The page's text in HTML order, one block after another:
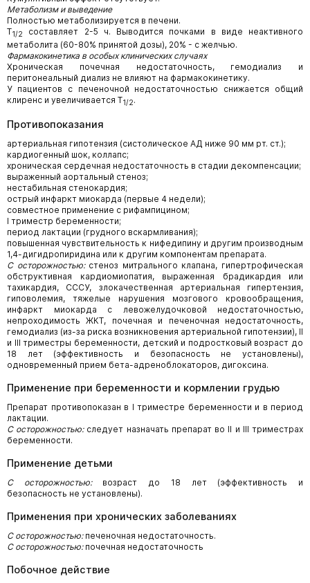
Метаболизм и выведение
Полностью метаболизируется в печени.
T1/2 составляет 2-5 ч. Выводится почками в виде неактивного
метаболита (60-80% принятой дозы), 20% - с желчью.
Фармакокинетика в особых клинических случаях
Хроническая почечная недостаточность, гемодиализ и
перитонеальный диализ не влияют на фармакокинетику.
У пациентов с печеночной недостаточностью снижается общий
клиренс и увеличивается T1/2.
Противопоказания
артериальная гипотензия (систолическое АД ниже 90 мм рт. ст.);
кардиогенный шок, коллапс;
хроническая сердечная недостаточность в стадии декомпенсации;
выраженный аортальный стеноз;
нестабильная стенокардия;
острый инфаркт миокарда (первые 4 недели);
совместное применение с рифампицином;
I триместр беременности;
период лактации (грудного вскармливания);
повышенная чувствительность к нифедипину и другим производным
1,4-дигидропиридина или к другим компонентам препарата.
С осторожностью: стеноз митрального клапана, гипертрофическая
обструктивная кардиомиопатия, выраженная брадикардия или
тахикардия, СССУ, злокачественная артериальная гипертензия,
гиповолемия, тяжелые нарушения мозгового кровообращения,
инфаркт миокарда с левожелудочковой недостаточностью,
непроходимость ЖКТ, почечная и печеночная недостаточность,
гемодиализ (из-за риска возникновения артериальной гипотензии), II
и III триместры беременности, детский и подростковый возраст до
18 лет (эффективность и безопасность не установлены),
одновременный прием бета-адреноблокаторов, дигоксина.
Применение при беременности и кормлении грудью
Препарат противопоказан в I триместре беременности и в период
лактации.
С осторожностью:следует назначать препарат во II и III триместрах
беременности.
Применение детьми
С осторожностью: возраст до 18 лет (эффективность и
безопасность не установлены).
Применения при хронических заболеваниях
С осторожностью: печеночная недостаточность.
С осторожностью: почечная недостаточность
Побочное действие